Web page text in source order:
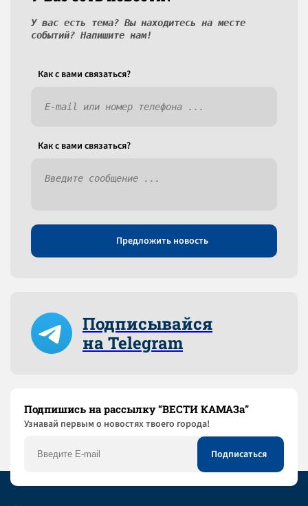
У вас есть тема? Вы находитесь на месте
событий? Напишите нам!
Как c вами связаться?
Как c вами связаться?
Предложить новость
Подписывайся
на Telegram
Подпишись на рассылку “ВЕСТИ КАМАЗа”
Узнaвай первым о новостях твоего города!